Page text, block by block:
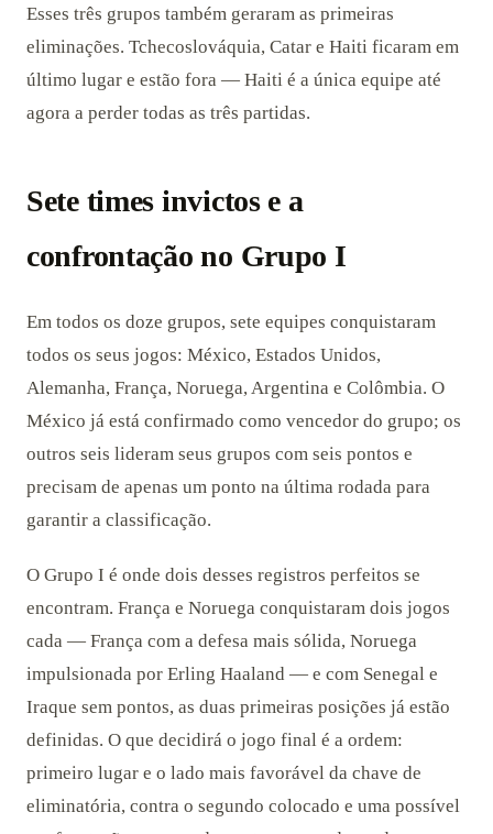
Esses três grupos também geraram as primeiras
eliminações. Tchecoslováquia, Catar e Haiti ficaram em
último lugar e estão fora — Haiti é a única equipe até
agora a perder todas as três partidas.
Sete times invictos e a
confrontação no Grupo I
Em todos os doze grupos, sete equipes conquistaram
todos os seus jogos: México, Estados Unidos,
Alemanha, França, Noruega, Argentina e Colômbia. O
México já está confirmado como vencedor do grupo; os
outros seis lideram seus grupos com seis pontos e
precisam de apenas um ponto na última rodada para
garantir a classificação.
O Grupo I é onde dois desses registros perfeitos se
encontram. França e Noruega conquistaram dois jogos
cada — França com a defesa mais sólida, Noruega
impulsionada por Erling Haaland — e com Senegal e
Iraque sem pontos, as duas primeiras posições já estão
definidas. O que decidirá o jogo final é a ordem:
primeiro lugar e o lado mais favorável da chave de
eliminatória, contra o segundo colocado e uma possível